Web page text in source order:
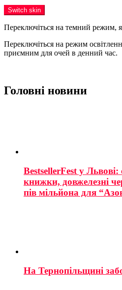
Switch skin
Переключіться на темний режим,
Переключіться на режим
приємним для очей в денний час.
Головні новини
BestsellerFest у
книжки, довжелезні
пів мільйона для
На Тернопільщині